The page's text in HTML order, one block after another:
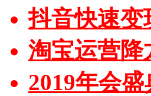
抖音快速变
淘宝运营降
2019年会盛